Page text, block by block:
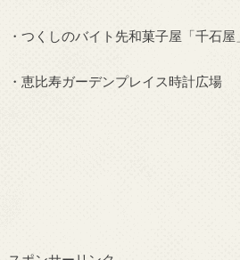
・つくしのバイト先和菓子屋「千石
・恵比寿ガーデンプレイス時計広場